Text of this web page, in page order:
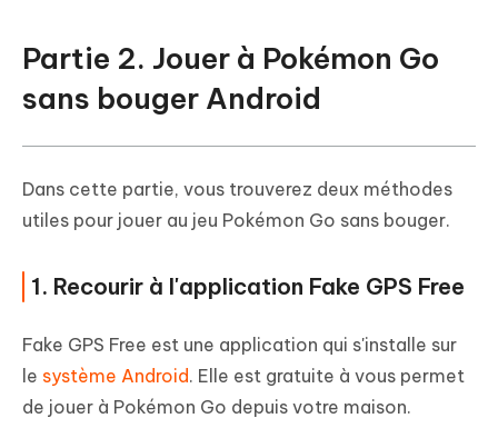
Partie 2. Jouer à Pokémon Go
sans bouger Android
Dans cette partie, vous trouverez deux méthodes
utiles pour jouer au jeu Pokémon Go sans bouger.
1. Recourir à l'application Fake GPS Free
Fake GPS Free est une application qui s'installe sur
le système Android. Elle est gratuite à vous permet
de jouer à Pokémon Go depuis votre maison.